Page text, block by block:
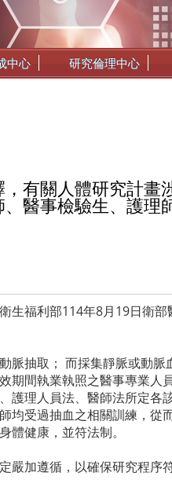
中心 研究倫理中心
有關人體研究計畫
醫事檢驗生、護理
生福利部114年8月19日衛部
脈抽取； 而採集靜脈或動脈
期間執業執照之醫事專業人
護理人員法、醫師法所定各
均受過抽血之相關訓練，從
健康，並符法制。
加遵循，以確保研究程序